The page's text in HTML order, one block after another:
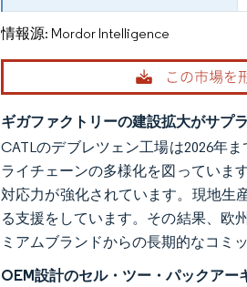
情報源: Mordor Intelligence
ギガファクトリーの建設拡大がサプ
CATLのデブレツェン工場は2026年
ライチェーンの多様化を図っていま
対応力が強化されています。現地生
る支援をしています。その結果、欧
ミアムブランドからの長期的なコミ
OEM設計のセル・ツー・パックアー